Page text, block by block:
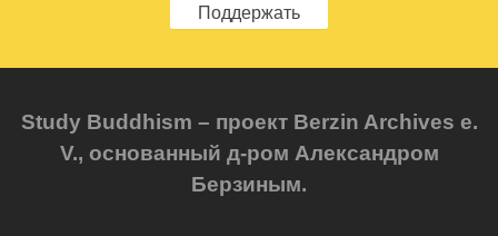
Поддержать
Study Buddhism – проект Berzin Archives e.
V., основанный д-ром Александром
Берзиным.